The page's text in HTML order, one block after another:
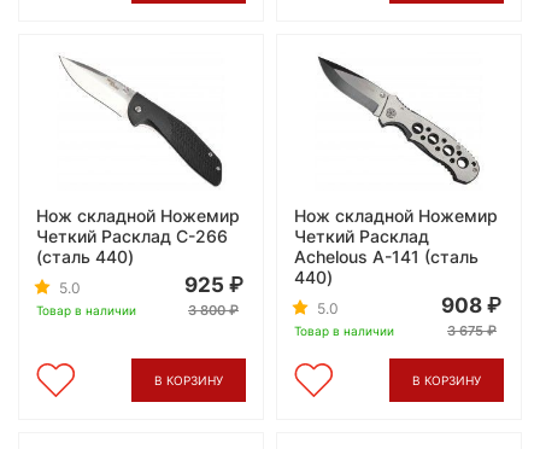
Нож складной Ножемир
Четкий Расклад C-266
(сталь 440)
5.0
Товар в наличии
925
3 800
В КОРЗИНУ
Нож складной Ножемир
Четкий Расклад
Achelous A-141 (сталь
440)
5.0
Товар в наличии
908
3 675
В КОРЗИНУ